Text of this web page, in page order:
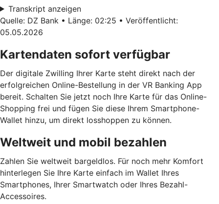
Transkript anzeigen
Quelle: DZ Bank • Länge: 02:25 • Veröffentlicht:
05.05.2026
Kartendaten sofort verfügbar
Der digitale Zwilling Ihrer Karte steht direkt nach der
erfolgreichen Online-Bestellung in der VR Banking App
bereit. Schalten Sie jetzt noch Ihre Karte für das Online-
Shopping frei und fügen Sie diese Ihrem Smartphone-
Wallet hinzu, um direkt losshoppen zu können.
Weltweit und mobil bezahlen
Zahlen Sie weltweit bargeldlos. Für noch mehr Komfort
hinterlegen Sie Ihre Karte einfach im Wallet Ihres
Smartphones, Ihrer Smartwatch oder Ihres Bezahl-
Accessoires.